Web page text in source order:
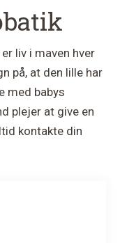
liv i maven hver
på, at den lille har
med babys
plejer at give en
kontakte din